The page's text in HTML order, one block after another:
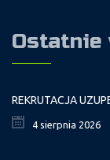
Ostatnie
4 sierpnia 2026